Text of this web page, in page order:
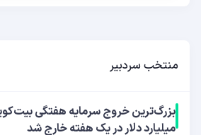
منتخب سردبیر
میلیارد دلار در یک هفته خارج شد